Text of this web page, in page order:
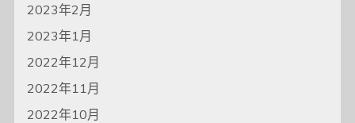
2023年2月
2023年1月
2022年12月
2022年11月
2022年10月